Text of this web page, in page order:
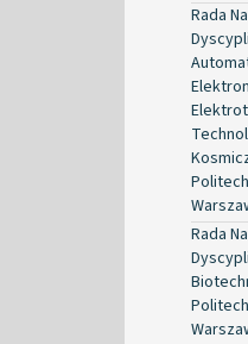
Rada
Rada